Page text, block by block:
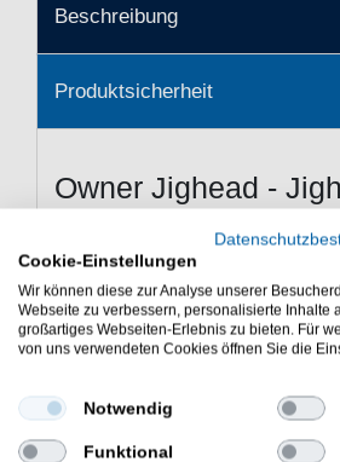
Beschreibung
Produktsicherheit
Owner Jighead -
Guze Haken für
Owner Jighead - Die Owner
und sehr scharfen Cutting Point
Köderhalter verhindert ein
jeder Verpackung steht die
Eigenschaften von dem
Cookie-Einstellungen
Wir können diese zur Analyse unserer
Webseite zu verbessern, personalisierte Inhalte
großartiges Webseiten-Erlebnis zu bieten. Für
von uns verwendeten Cookies öffnen Sie die
Notwendig
Funktional